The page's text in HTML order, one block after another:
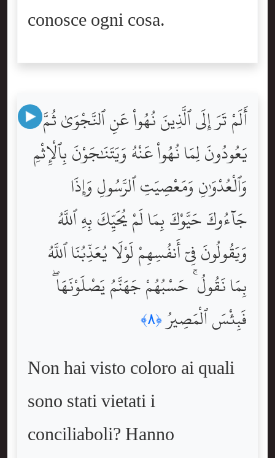
conosce ogni cosa.
أَلَمْ تَرَ إِلَى ٱلَّذِينَ نُهُواْ عَنِ ٱلنَّجْوَىٰ ثُمَّ
يَعُودُونَ لِمَا نُهُواْ عَنْهُ وَيَتَنَٰجَوْنَ بِٱلْإِثْمِ
وَٱلْعُدْوَٰنِ وَمَعْصِيَتِ ٱلرَّسُولِ وَإِذَا
جَآءُوكَ حَيَّوْكَ بِمَا لَمْ يُحَيِّكَ بِهِ ٱللَّهُ
وَيَقُولُونَ فِىٓ أَنفُسِهِمْ لَوْلَا يُعَذِّبُنَا ٱللَّهُ
بِمَا نَقُولُ ۚ حَسْبُهُمْ جَهَنَّمُ يَصْلَوْنَهَا ۖ
فَبِئْسَ ٱلْمَصِيرُ﴿٨﴾
Non hai visto coloro ai quali
sono stati vietati i
conciliaboli? Hanno